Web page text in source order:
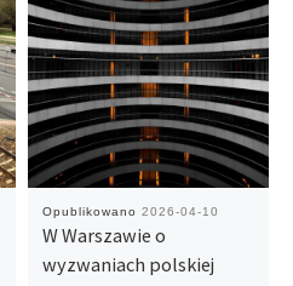
Opublikowano 2026-04-10
W Warszawie o
wyzwaniach polskiej